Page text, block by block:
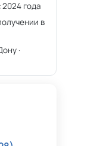
года
в
·